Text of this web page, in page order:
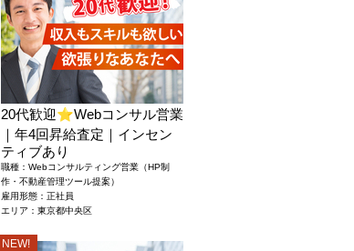
20代歓迎⭐Webコンサル営業
｜年4回昇給査定｜インセン
ティブあり
職種：Webコンサルティング営業（HP制
作・不動産管理ツール提案）
雇用形態：正社員
エリア：東京都中央区
NEW!